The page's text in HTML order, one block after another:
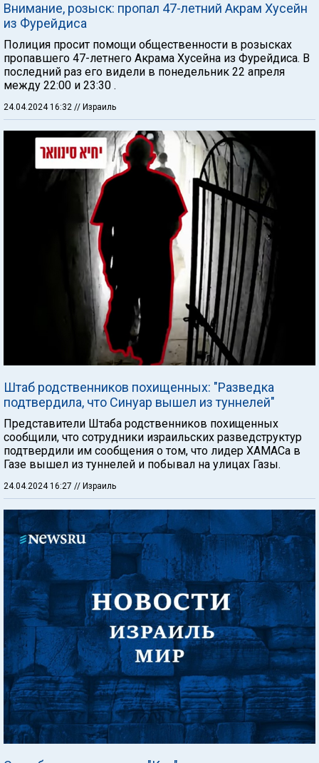
Внимание, розыск: пропал 47-летний Акрам Хусейн
из Фурейдиса
Полиция просит помощи общественности в розысках
пропавшего 47-летнего Акрама Хусейна из Фурейдиса. В
последний раз его видели в понедельник 22 апреля
между 22:00 и 23:30 .
24.04.2024 16:32 // Израиль
Штаб родственников похищенных: "Разведка
подтвердила, что Синуар вышел из туннелей"
Представители Штаба родственников похищенных
сообщили, что сотрудники израильских разведструктур
подтвердили им сообщения о том, что лидер ХАМАСа в
Газе вышел из туннелей и побывал на улицах Газы.
24.04.2024 16:27 // Израиль